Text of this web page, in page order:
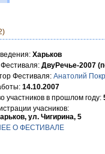
Харьков
ДвуРечье-2007
Фестиваля: Анатолий
14.10.2007
участников в прошлом году:
учасников:
ул. Чигирина, 5
О ФЕСТИВАЛЕ